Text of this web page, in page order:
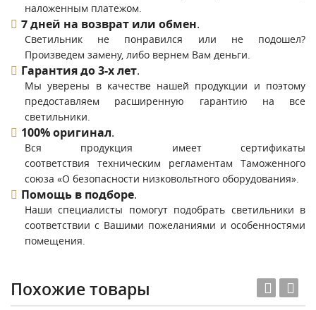
наложенным платежом.
7 дней на возврат или обмен.
Светильник не понравился или не подошел?
Произведем замену, либо вернем Вам деньги.
Гарантия до 3-х лет.
Мы уверены в качестве нашей продукции и поэтому
предоставляем расширенную гарантию на все
светильники.
100% оригинал.
Вся продукция имеет сертификаты
соответствия техническим регламентам Таможенного
союза «О безопасности низковольтного оборудования».
Помощь в подборе.
Наши специалисты помогут подобрать светильники в
соответствии с Вашими пожеланиями и особенностями
помещения.
Похожие товары